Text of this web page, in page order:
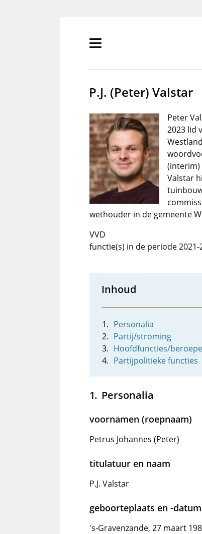
Primair
tonen/verbergen
P.J. (Peter) Valstar
Peter
2023 lid
(interim)
Valstar
wethouder in de gemeente
VVD
functie(s) in de periode
Inhoud
Personalia
Partij/stroming
Hoofdfuncties/
Partijpolitieke functies
Personalia
voornamen (roepnaam)
Petrus Johannes (Peter)
titulatuur en naam
P.J. Valstar
geboorteplaats en -datum
's-Gravenzande, 27 maart